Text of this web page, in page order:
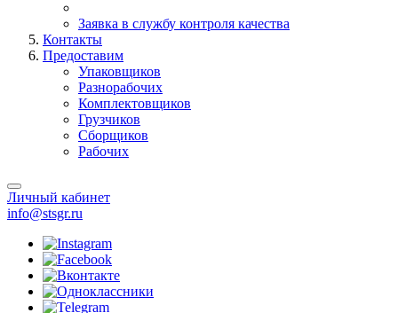
Заявка в службу контроля качества
Контакты
Предоставим
Упаковщиков
Разнорабочих
Комплектовщиков
Грузчиков
Сборщиков
Рабочих
Личный кабинет
info@stsgr.ru